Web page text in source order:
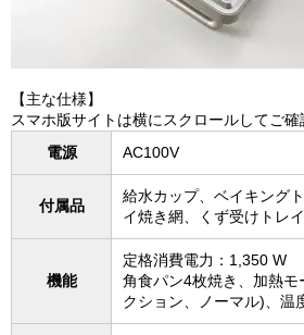
【主な仕様】
スマホ版サイトは横にスクロールしてご確
電源
AC100V
付属品
給水カップ、ベイキング
イ焼き網、くず受けトレ
機能
定格消費電力：1,350 W
角食パン4枚焼き、加熱
クション、ノーマル)、温